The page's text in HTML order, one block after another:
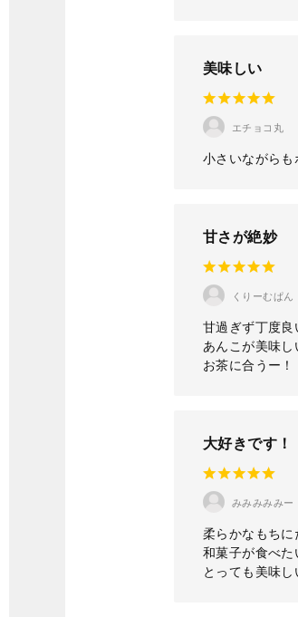
美味しい
エチョコ丸
小さいながらも
甘さが絶妙
くりーむぱん
甘過ぎず丁度良
あんこが美味し
お茶に合うー！
大好きです！
みみみみみー
柔らかなもちに
和菓子が食べた
とっても美味